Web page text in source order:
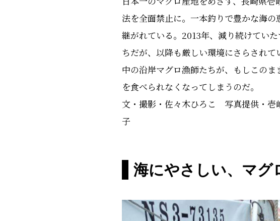
法を全面禁止に。一本釣りで豊かな海
継がれている。2013年、減り続けてい
ちだが、以降も厳しい環境にさらされ
中の沿岸マグロ漁師たちが、もしこの
を食べられなくなってしまうのだ。
文・撮影・佐々木ひろこ 写真提供・
子
海にやさしい、マグ